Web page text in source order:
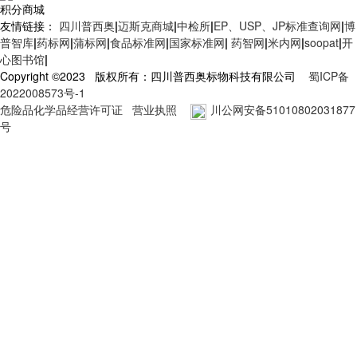
积分商城
友情链接： 四川普西奥|迈斯克商城|中检所|EP、USP、JP标准查询网|博
普智库|药标网|蒲标网|食品标准网|国家标准网| 药智网|米内网|soopat|开
心图书馆|
Copyright ©2023 版权所有：四川普西奥标物科技有限公司 蜀ICP备
2022008573号-1
危险品化学品经营许可证
营业执照
川公网安备51010802031877
号